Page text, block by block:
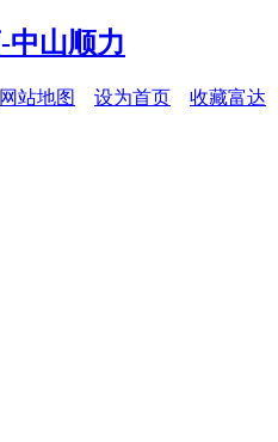
网站地图 设为首页
收藏富达